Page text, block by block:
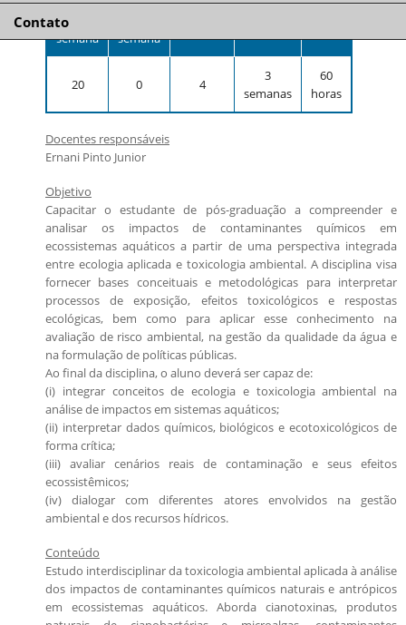
Orientadores disponíveis e número de vagas
Candidatos estrangeiros
Resultado da seleção
Prêmio Mães Pesquisadoras da USP 2025
Contatopor
semana
semana
20 0 4
3
semanas
60
horas
Docentes responsáveis
Ernani Pinto Junior
Objetivo
Capacitar o estudante de pós-graduação a compreender e
analisar os impactos de contaminantes químicos em
ecossistemas aquáticos a partir de uma perspectiva integrada
entre ecologia aplicada e toxicologia ambiental. A disciplina visa
fornecer bases conceituais e metodológicas para interpretar
processos de exposição, efeitos toxicológicos e respostas
ecológicas, bem como para aplicar esse conhecimento na
avaliação de risco ambiental, na gestão da qualidade da água e
na formulação de políticas públicas.
Ao final da disciplina, o aluno deverá ser capaz de:
(i) integrar conceitos de ecologia e toxicologia ambiental na
análise de impactos em sistemas aquáticos;
(ii) interpretar dados químicos, biológicos e ecotoxicológicos de
forma crítica;
(iii) avaliar cenários reais de contaminação e seus efeitos
ecossistêmicos;
(iv) dialogar com diferentes atores envolvidos na gestão
ambiental e dos recursos hídricos.
Conteúdo
Estudo interdisciplinar da toxicologia ambiental aplicada à análise
dos impactos de contaminantes químicos naturais e antrópicos
em ecossistemas aquáticos. Aborda cianotoxinas, produtos